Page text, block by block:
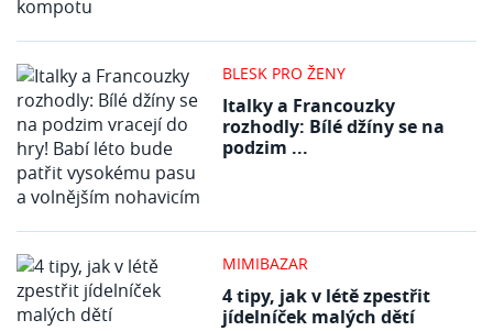
BLESK PRO ŽENY
Italky a Francouzky
rozhodly: Bílé džíny se na
podzim ...
MIMIBAZAR
4 tipy, jak v létě zpestřit
jídelníček malých dětí